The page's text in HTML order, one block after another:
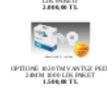
OPTİONE 1020TM VANTUZ PEDİ
24MM 1000 LİK PAKET